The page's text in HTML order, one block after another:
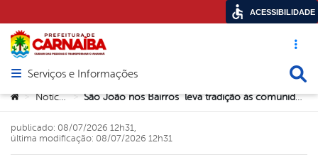
Acesso
Abrir menu principal de navegação
Serviços e Informações
Você está aqui:
> Notícias > São João nos Bairros leva tradição às comunidades de Carnaíba
publicado: 08/07/2026 12h31,
última modificação: 08/07/2026 12h31
ACESSIBILIDADE